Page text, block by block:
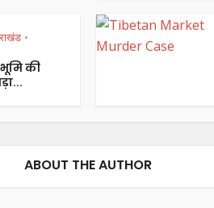
•
भूमि की
ABOUT THE AUTHOR